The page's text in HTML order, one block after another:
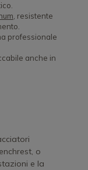
, resistente
professionale
anche in
o
e la